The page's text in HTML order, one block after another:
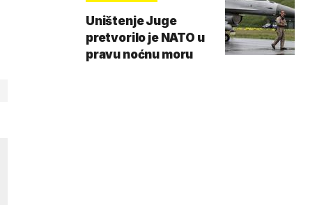
Uništenje Juge
pretvorilo je NATO u
pravu noćnu moru